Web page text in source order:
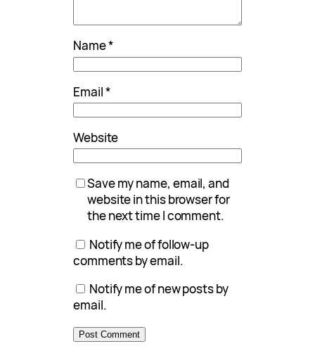
Name*
Email*
Website
Save my name, email, and
website in this browser for
the next time I comment.
Notify me of follow-up
comments by email.
Notify me of new posts by
email.